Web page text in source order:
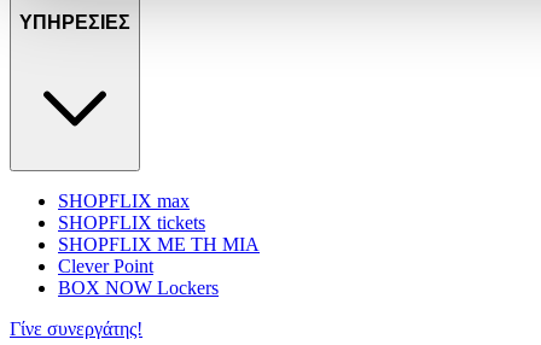
προβολή εξατομικευμένων διαφημίσεων και περιεχομένου, τις
συνεργάτες μέσων κοινωνικής δικτύωσης, διαφημίσεων και
ΥΠΗΡΕΣΙΕΣ
SHOPFLIX max
SHOPFLIX tickets
SHOPFLIX ΜΕ ΤΗ ΜΙΑ
Clever Point
BOX NOW Lockers
Γίνε συνεργάτης!